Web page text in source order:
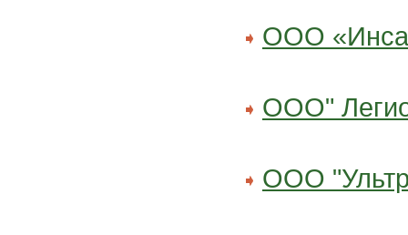
ООО
ООО"
ООО